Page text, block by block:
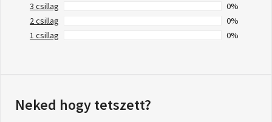
3 csillag
0%
2 csillag
0%
1 csillag
0%
Neked hogy tetszett?